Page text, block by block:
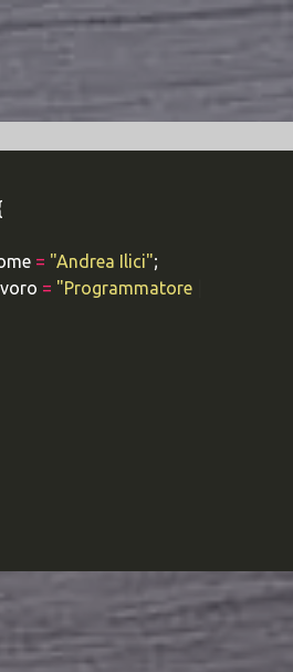
= "Andrea Ilici";
= "Programmatore WEB